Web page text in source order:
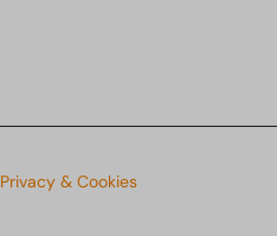
Privacy & Cookies